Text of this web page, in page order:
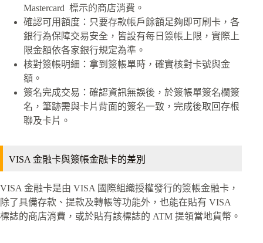
Mastercard 標示的商店消費。
確認可用額度：只要存款帳戶餘額足夠即可刷卡，各
銀行為保障交易安全，皆設有每日簽帳上限，實際上
限金額依各家銀行規定為準。
核對簽帳明細：拿到簽帳單時，確實核對卡號與金
額。
簽名完成交易：確認資訊無誤後，於簽帳單簽名欄簽
名，筆跡需與卡片背面的簽名一致，完成後取回存根
聯及卡片。
VISA 金融卡與簽帳金融卡的差別
VISA 金融卡是由 VISA 國際組織授權發行的簽帳金融卡，
除了具備存款、提款及轉帳等功能外，也能在貼有 VISA
標誌的商店消費，或於貼有該標誌的 ATM 提領當地貨幣。